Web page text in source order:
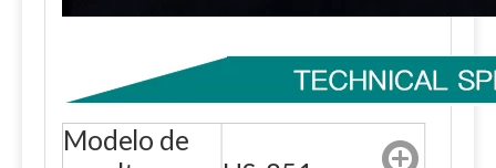
Modelo de